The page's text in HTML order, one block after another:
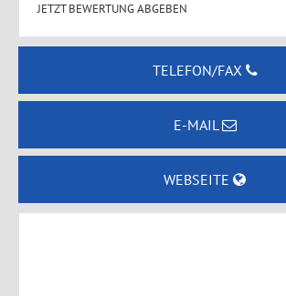
JETZT BEWERTUNG ABGEBEN
TELEFON/FAX
E-MAIL
WEBSEITE